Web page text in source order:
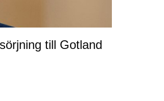
till Gotland